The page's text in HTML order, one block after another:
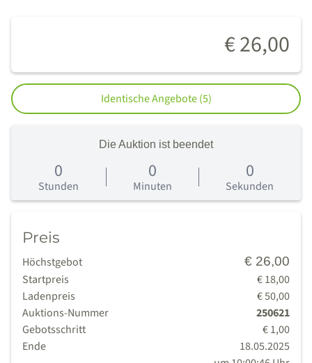
€ 26,00
Identische Angebote (5)
Die Auktion ist beendet
0
Stunden
0
Minuten
0
Sekunden
Preis
Höchstgebot € 26,00
Startpreis
€ 18,00
Ladenpreis
€ 50,00
Auktions-Nummer
250621
Gebotsschritt
€ 1,00
Ende
18.05.2025